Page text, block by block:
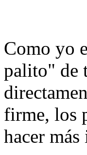
Como yo
palito" de
firme, los
hacer